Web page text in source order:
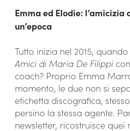
Emma ed Elodie: l’amicizia
un’epoca
Tutto inizia nel 2015,
Amici di Maria De Filippi
coach? Proprio Emma
momento, le due non si
etichetta discografica,
persino la stessa agente.
newsletter, ricostruisce quei